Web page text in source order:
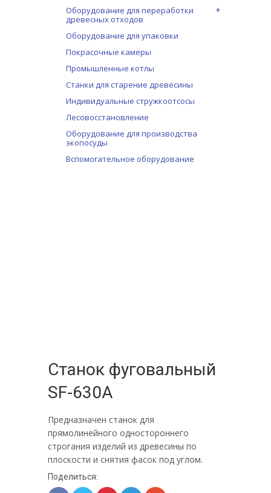
Оборудование для переработки
древесных отходов
Оборудование для упаковки
Покрасочные камеры
Промышленные котлы
Станки для старение древесины
Индивидуальные стружкоотсосы
Лесовосстановление
Оборудование для производства
экопосуды
Вспомогательное оборудование
Станок фуговальный
SF-630A
Предназначен станок для
прямолинейного одностороннего
строгания изделий из древесины по
плоскости и снятия фасок под углом.
Поделиться: